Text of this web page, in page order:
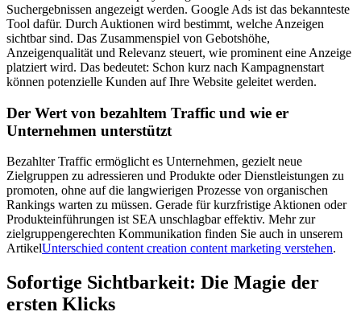
Suchergebnissen angezeigt werden. Google Ads ist das bekannteste
Tool dafür. Durch Auktionen wird bestimmt, welche Anzeigen
sichtbar sind. Das Zusammenspiel von Gebotshöhe,
Anzeigenqualität und Relevanz steuert, wie prominent eine Anzeige
platziert wird. Das bedeutet: Schon kurz nach Kampagnenstart
können potenzielle Kunden auf Ihre Website geleitet werden.
Der Wert von bezahltem Traffic und wie er
Unternehmen unterstützt
Bezahlter Traffic ermöglicht es Unternehmen, gezielt neue
Zielgruppen zu adressieren und Produkte oder Dienstleistungen zu
promoten, ohne auf die langwierigen Prozesse von organischen
Rankings warten zu müssen. Gerade für kurzfristige Aktionen oder
Produkteinführungen ist SEA unschlagbar effektiv. Mehr zur
zielgruppengerechten Kommunikation finden Sie auch in unserem
ArtikelUnterschied content creation content marketing verstehen.
Sofortige Sichtbarkeit: Die Magie der
ersten Klicks